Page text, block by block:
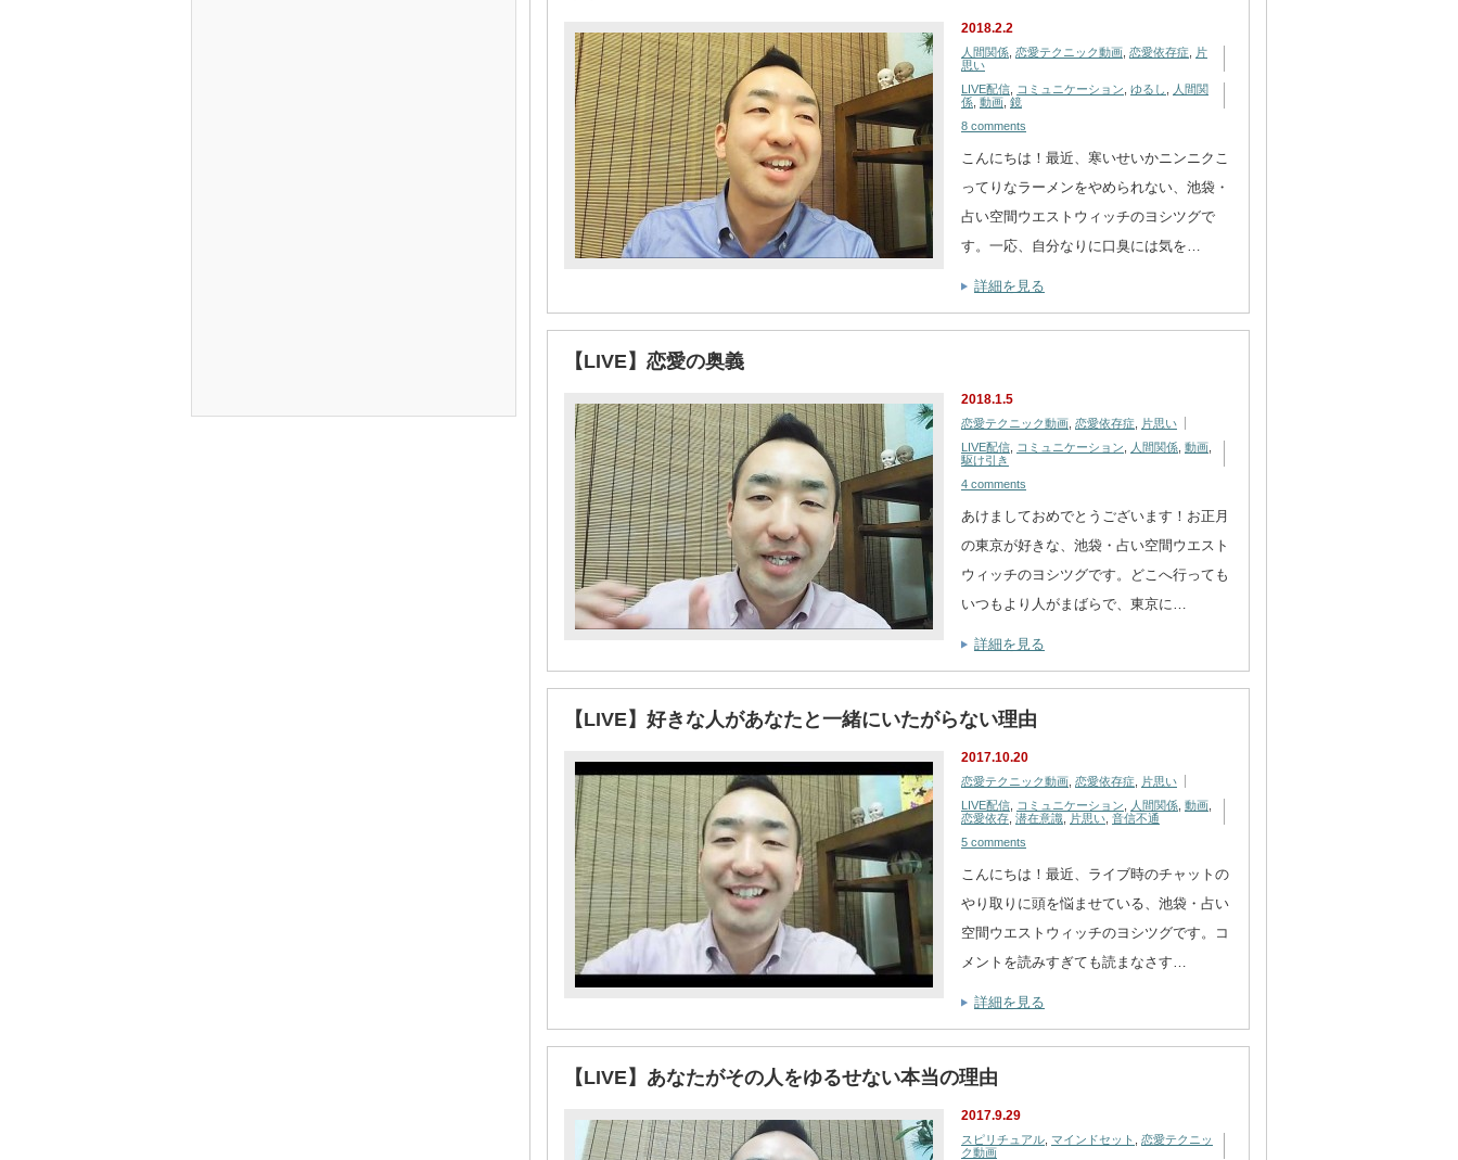
2018.2.2
人間関係 恋愛テクニック動画 恋愛依存症
片
思い
LIVE配信
コミュニケーション ゆるし
人間関
係 動画 鏡
8 comments
こんにちは！最近、寒いせいかニンニクこ
ってりなラーメンをやめられない、池袋・
占い空間ウエストウィッチのヨシツグで
す。一応、自分なりに口臭には気を…
詳細を見る
【LIVE】恋愛の奥義
2018.1.5
恋愛テクニック動画 恋愛依存症
片思い
LIVE配信
コミュニケーション 人間関係 動画
駆け引き
4 comments
あけましておめでとうございます！お正月
の東京が好きな、池袋・占い空間ウエスト
ウィッチのヨシツグです。どこへ行っても
いつもより人がまばらで、東京に…
詳細を見る
【LIVE】好きな人があなたと一緒にいたがらない理由
2017.10.20
恋愛テクニック動画 恋愛依存症
片思い
LIVE配信
コミュニケーション 人間関係 動画
恋愛依存 潜在意識 片思い 音信不通
5 comments
こんにちは！最近、ライブ時のチャットの
やり取りに頭を悩ませている、池袋・占い
空間ウエストウィッチのヨシツグです。コ
メントを読みすぎても読まなさす…
詳細を見る
【LIVE】あなたがその人をゆるせない本当の理由
2017.9.29
スピリチュアル マインドセット
恋愛テクニッ
ク動画